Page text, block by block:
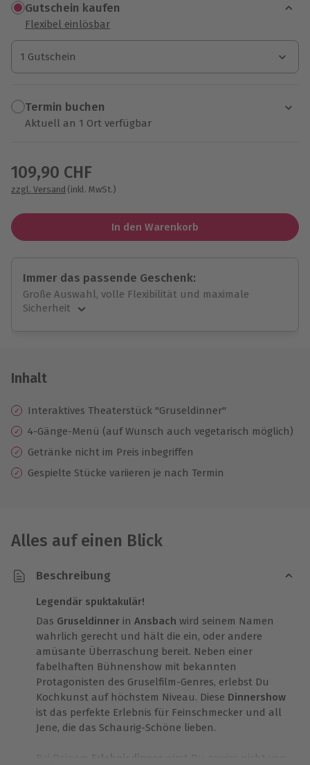
Gutschein kaufen
Flexibel einlösbar
1 Gutschein
1 Gutschein
1 Gutschein
Termin buchen
Aktuell an 1 Ort verfügbar
109,90 CHF
zzgl. Versand (inkl. MwSt.)
In den Warenkorb
Immer das passende Geschenk:
Große Auswahl, volle Flexibilität und maximale
Sicherheit
Jeder Gutschein für alle Erlebnisse einlösbar.
10 Jahre gültig & verlängerbar.
Inhalt
Interaktives Theaterstück "Gruseldinner"
4-Gänge-Menü (auf Wunsch auch vegetarisch möglich)
Getränke nicht im Preis inbegriffen
Gespielte Stücke variieren je nach Termin
Alles auf einen Blick
Beschreibung
Legendär spuktakulär!
Das Gruseldinner in Ansbach wird seinem Namen
wahrlich gerecht und hält die ein, oder andere
amüsante Überraschung bereit. Neben einer
fabelhaften Bühnenshow mit bekannten
Protagonisten des Gruselfilm-Genres, erlebst Du
Kochkunst auf höchstem Niveau. Diese Dinnershow
ist das perfekte Erlebnis für Feinschmecker und all
Jene, die das Schaurig-Schöne lieben.
Bei Deinem Erlebnisdinner
wirst Du gewiss nicht von